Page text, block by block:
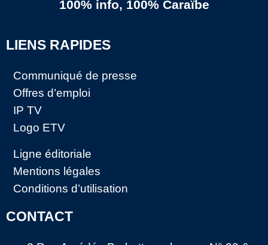
100% info, 100% Caraïbe
LIENS RAPIDES
Communiqué de presse
Offres d’emploi
IP TV
Logo ETV
Ligne éditoriale
Mentions légales
Conditions d’utilisation
CONTACT